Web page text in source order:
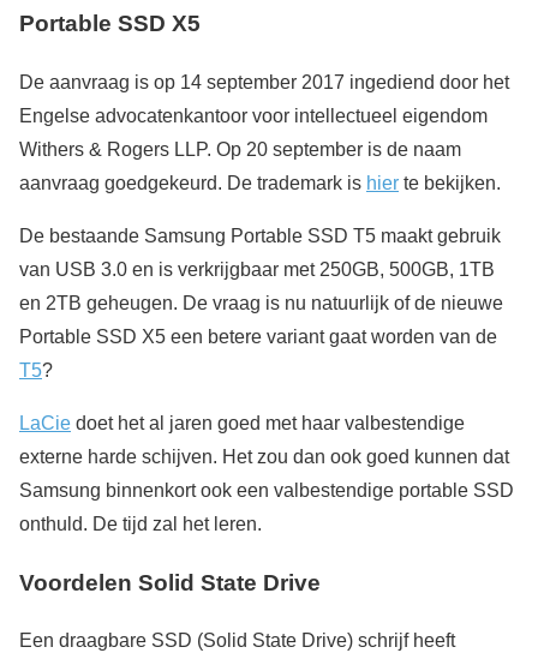
Portable SSD X5
De aanvraag is op 14 september 2017 ingediend door het
Engelse advocatenkantoor voor intellectueel eigendom
Withers & Rogers LLP. Op 20 september is de naam
aanvraag goedgekeurd. De trademark is hier te bekijken.
De bestaande Samsung Portable SSD T5 maakt gebruik
van USB 3.0 en is verkrijgbaar met 250GB, 500GB, 1TB
en 2TB geheugen. De vraag is nu natuurlijk of de nieuwe
Portable SSD X5 een betere variant gaat worden van de
T5?
LaCie doet het al jaren goed met haar valbestendige
externe harde schijven. Het zou dan ook goed kunnen dat
Samsung binnenkort ook een valbestendige portable SSD
onthuld. De tijd zal het leren.
Voordelen Solid State Drive
Een draagbare SSD (Solid State Drive) schrijf heeft